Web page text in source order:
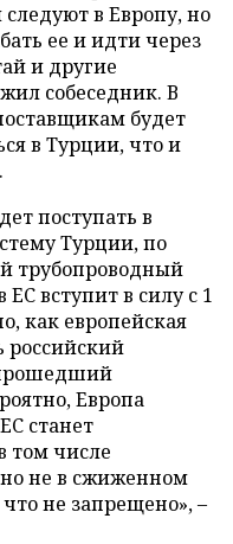
в Европу, но
ее и идти через
и другие
собеседник. В
будет
в Турции, что и
поступать в
Турции, по
трубопроводный
ЕС вступит в силу с 1
как европейская
российский
Европа
станет
том числе
не в сжиженном
не запрещено», –